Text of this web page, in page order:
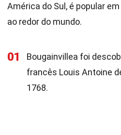
América do Sul, é popular
ao redor do mundo.
01
Bougainvillea foi
francês Louis Antoine
1768.